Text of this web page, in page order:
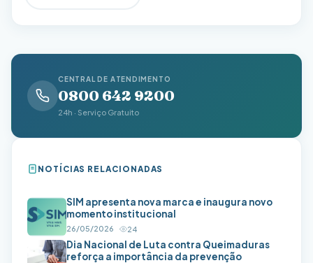
CENTRAL DE ATENDIMENTO
0800 642 9200
24h · Serviço Gratuito
NOTÍCIAS RELACIONADAS
SIM apresenta nova marca e inaugura novo
momento institucional
26/05/2026 24
Dia Nacional de Luta contra Queimaduras
reforça a importância da prevenção